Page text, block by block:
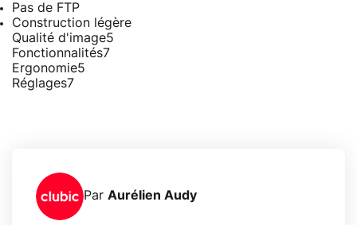
Pas de FTP
Construction légère
Qualité d'image5
Fonctionnalités7
Ergonomie5
Réglages7
Par Aurélien Audy